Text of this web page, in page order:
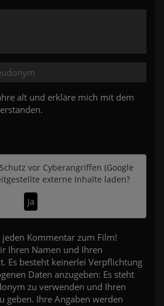
alt und erkläre mich mit dem
Schutz vor Cyberangriffen (Google
externe Inhalte laden?
Ja
Kommentar zum Film!
Ihren Namen und Ihren
Es besteht keinerlei Verpflichtung
Daten anzugeben: Es steht
zu verwenden und Ihren
geben. Ihre Angaben werden